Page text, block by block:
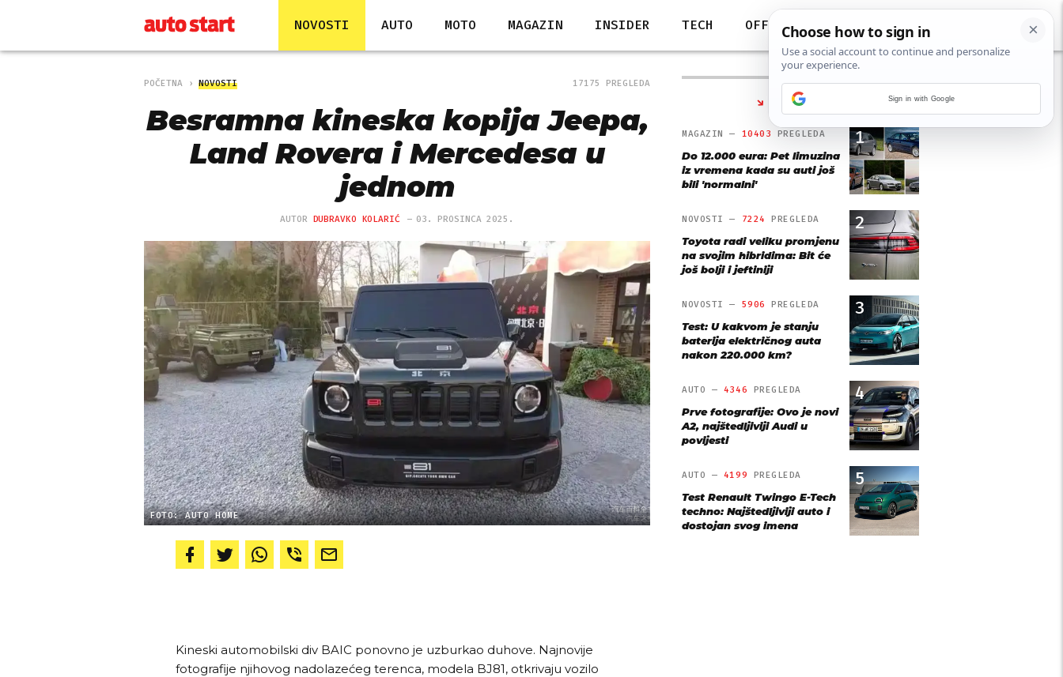
NOVOSTI AUTO MOTO MAGAZIN INSIDER TECH OFF
POČETNA NOVOSTI 17175 PREGLEDA
Besramna kineska kopija Jeepa,
Land Rovera i Mercedesa u
jednom
AUTOR DUBRAVKO KOLARIĆ 03. PROSINCA 2025.
FOTO: AUTO HOME
Kineski automobilski div BAIC ponovno je uzburkao duhove. Najnovije
fotografije njihovog nadolazećeg terenca, modela BJ81, otkrivaju vozilo
NAJČITANIJE
1
MAGAZIN — 10403 PREGLEDA
Do 12.000 eura: Pet limuzina
iz vremena kada su auti još
bili 'normalni'
2
NOVOSTI — 7224 PREGLEDA
Toyota radi veliku promjenu
na svojim hibridima: Bit će
još bolji i jeftiniji
3
NOVOSTI — 5906 PREGLEDA
Test: U kakvom je stanju
baterija električnog auta
nakon 220.000 km?
4
AUTO — 4346 PREGLEDA
Prve fotografije: Ovo je novi
A2, najštedljiviji Audi u
povijesti
5
AUTO — 4199 PREGLEDA
Test Renault Twingo E-Tech
techno: Najštedljiviji auto i
dostojan svog imena
Sign in with Google